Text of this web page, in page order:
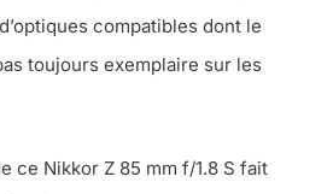
compatibles dont le
toujours exemplaire sur les
ce Nikkor Z 85 mm f/1.8 S fait